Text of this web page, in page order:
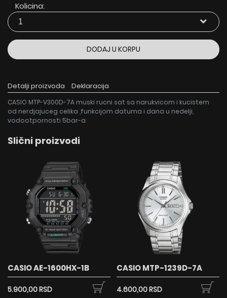
Kolicina:
DODAJ U KORPU
Detalji proizvoda Deklaracija
CASIO MTP-V300D-7A muski rucni sat sa narukvicom i kucistem
od nerdjajuceg celika ,funkcijom datuma i dana u nedelji,
vodootpornosti 5bar-a
Slični proizvodi
CASIO AE-1600HX-1B
5.900,00 RSD
CASIO MTP-1239D-7A
4.600,00 RSD